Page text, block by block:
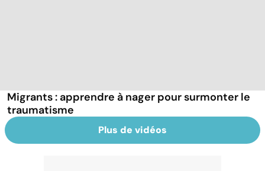
Migrants : apprendre à nager pour surmonter le
traumatisme
Plus de vidéos